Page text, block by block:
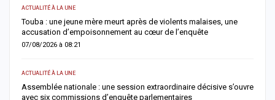
ACTUALITÉ À LA UNE
Touba : une jeune mère meurt après de violents malaises, une
accusation d’empoisonnement au cœur de l’enquête
07/08/2026 à 08:21
ACTUALITÉ À LA UNE
Assemblée nationale : une session extraordinaire décisive s’ouvre
avec six commissions d’enquête parlementaires